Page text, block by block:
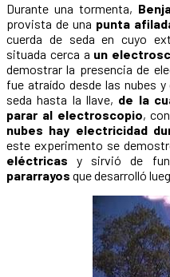
Durante una tormenta,
provista de una punta
cuerda de seda en cuyo
situada cerca a un
demostrar la presencia de
fue atraído desde las nubes
seda hasta la llave, de la
parar al electroscopio,
nubes hay electricidad
este experimento se
eléctricas y sirvió de
pararrayos que desarrolló